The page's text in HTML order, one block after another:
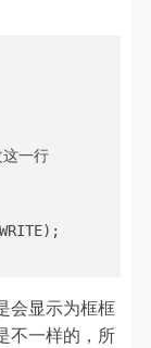
一行
会显示为框框
不一样的，所